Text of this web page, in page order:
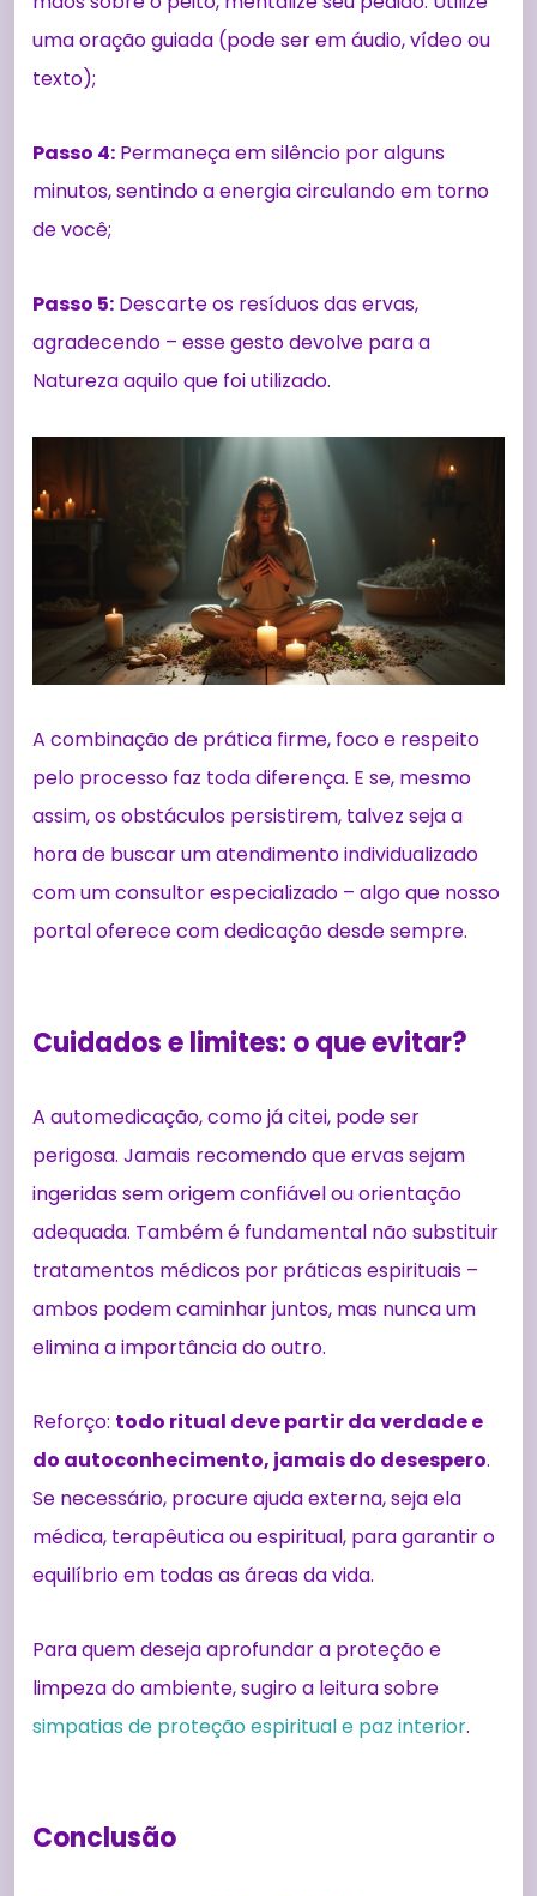
uma oração guiada (pode ser em áudio, vídeo ou
texto);
Passo 4: Permaneça em silêncio por alguns
minutos, sentindo a energia circulando em torno
de você;
Passo 5: Descarte os resíduos das ervas,
agradecendo – esse gesto devolve para a
Natureza aquilo que foi utilizado.
A combinação de prática firme, foco e respeito
pelo processo faz toda diferença. E se, mesmo
assim, os obstáculos persistirem, talvez seja a
hora de buscar um atendimento individualizado
com um consultor especializado – algo que nosso
portal oferece com dedicação desde sempre.
Cuidados e limites: o que evitar?
A automedicação, como já citei, pode ser
perigosa. Jamais recomendo que ervas sejam
ingeridas sem origem confiável ou orientação
adequada. Também é fundamental não substituir
tratamentos médicos por práticas espirituais –
ambos podem caminhar juntos, mas nunca um
elimina a importância do outro.
Reforço: todo ritual deve partir da verdade e
do autoconhecimento, jamais do desespero.
Se necessário, procure ajuda externa, seja ela
médica, terapêutica ou espiritual, para garantir o
equilíbrio em todas as áreas da vida.
Para quem deseja aprofundar a proteção e
limpeza do ambiente, sugiro a leitura sobre
simpatias de proteção espiritual e paz interior.
Conclusão